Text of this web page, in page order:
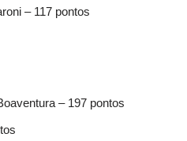
– 117 pontos
– 197 pontos